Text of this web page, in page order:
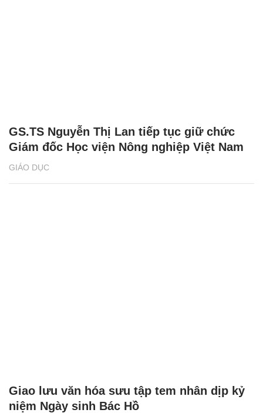
GIÁO DỤC
GS.TS Nguyễn Thị Lan tiếp tục giữ chức
Giám đốc Học viện Nông nghiệp Việt Nam
Giao lưu văn hóa sưu tập tem nhân dịp kỷ
niệm Ngày sinh Bác Hồ